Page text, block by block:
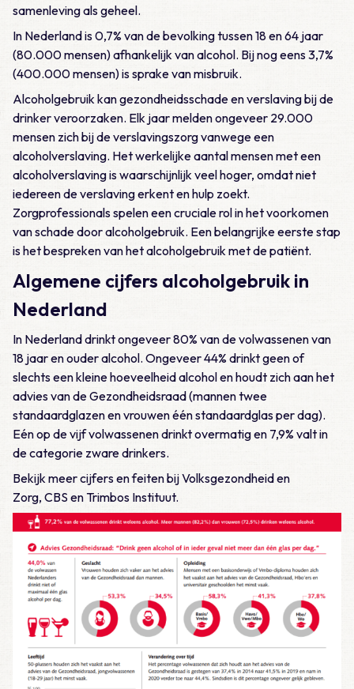
samenleving als geheel.
In Nederland is 0,7% van de bevolking tussen 18 en 64 jaar
(80.000 mensen) afhankelijk van alcohol. Bij nog eens 3,7%
(400.000 mensen) is sprake van misbruik.
Alcoholgebruik kan gezondheidsschade en verslaving bij de
drinker veroorzaken. Elk jaar melden ongeveer 29.000
mensen zich bij de verslavingszorg vanwege een
alcoholverslaving. Het werkelijke aantal mensen met een
alcoholverslaving is waarschijnlijk veel hoger, omdat niet
iedereen de verslaving erkent en hulp zoekt.
Zorgprofessionals spelen een cruciale rol in het voorkomen
van schade door alcoholgebruik. Een belangrijke eerste stap
is het bespreken van het alcoholgebruik met de patiënt.
Algemene cijfers alcoholgebruik in
Nederland
In Nederland drinkt ongeveer 80% van de volwassenen van
18 jaar en ouder alcohol. Ongeveer 44% drinkt geen of
slechts een kleine hoeveelheid alcohol en houdt zich aan het
advies van de Gezondheidsraad (mannen twee
standaardglazen en vrouwen één standaardglas per dag).
Eén op de vijf volwassenen drinkt overmatig en 7,9% valt in
de categorie zware drinkers.
Bekijk meer cijfers en feiten bij Volksgezondheid en
Zorg, CBS en Trimbos Instituut.